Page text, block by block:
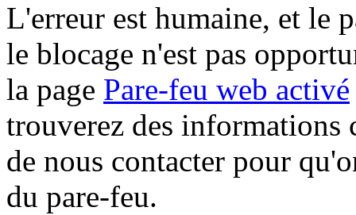
L'erreur est humaine, et le
le blocage n'est pas
la page Pare-feu web activé
trouverez des informations
de nous contacter pour
du pare-feu.